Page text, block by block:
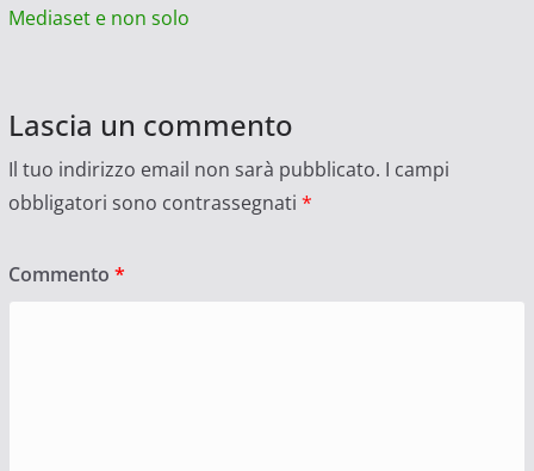
Mediaset e non solo
Lascia un commento
Il tuo indirizzo email non sarà pubblicato. I campi
obbligatori sono contrassegnati *
Commento *